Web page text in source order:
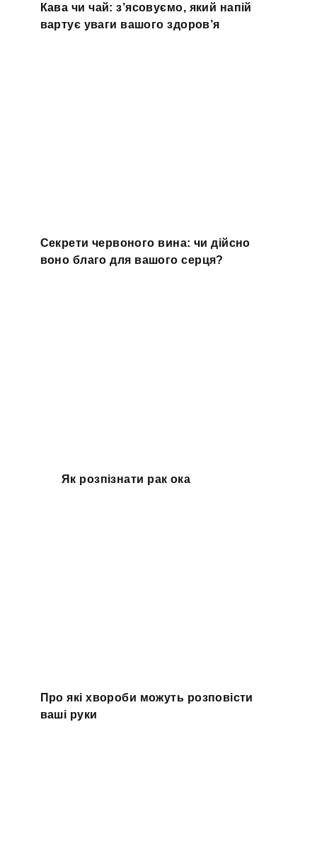
Кава чи чай: з’ясовуємо, який напій
вартує уваги вашого здоров’я
Секрети червоного вина: чи дійсно
воно благо для вашого серця?
Як розпізнати рак ока
Про які хвороби можуть розповісти
ваші руки